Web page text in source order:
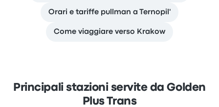
Orari e tariffe pullman a Ternopil'
Come viaggiare verso Krakow
Principali stazioni servite da Golden
Plus Trans